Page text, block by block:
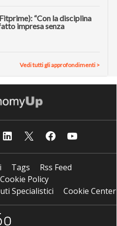
“Con la disciplina
impresa senza
Vedi tutti gli approfondimenti >
Tags
Rss Feed
Policy
Specialistici
Cookie Center